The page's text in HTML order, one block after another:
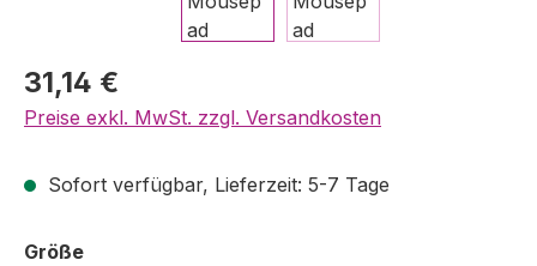
Regulärer Preis:
31,14 €
Preise exkl. MwSt. zzgl. Versandkosten
Sofort verfügbar, Lieferzeit: 5-7 Tage
Größeauswählen